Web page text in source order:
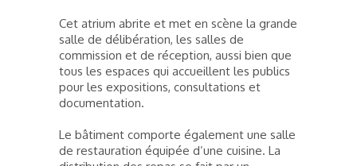
Cet atrium abrite et met en scène la grande
salle de délibération, les salles de
commission et de réception, aussi bien que
tous les espaces qui accueillent les publics
pour les expositions, consultations et
documentation.
Le bâtiment comporte également une salle
de restauration équipée d’une cuisine. La